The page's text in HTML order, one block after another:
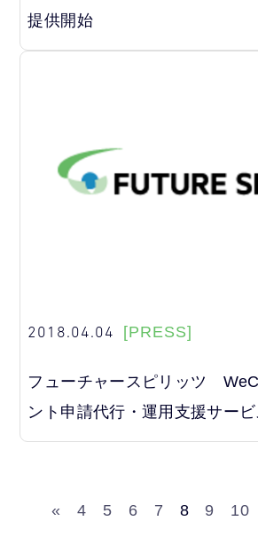
提供開始
2018.04.04 [PRESS]
フューチャースピリッツ
ント申請代行・運用支援サー
« 4 5 6 7 8 9 10